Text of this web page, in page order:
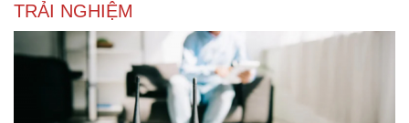
TRẢI NGHIỆM